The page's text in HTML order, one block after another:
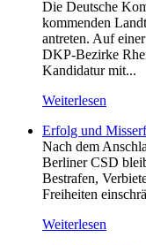
Die Deutsche
kommenden
antreten. Auf
DKP-Bezirke
Kandidatur mit...
Weiterlesen
Erfolg und
Nach dem
Berliner CSD
Bestrafen,
Freiheiten
Weiterlesen